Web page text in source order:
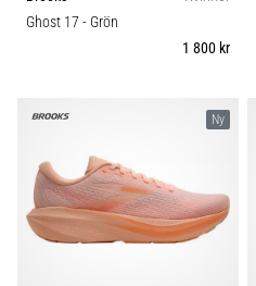
Vilka
8 min. läsning
Plantar
Underlag
Typ av sko
Ghost 17 - Grön
1 800 kr
Ny